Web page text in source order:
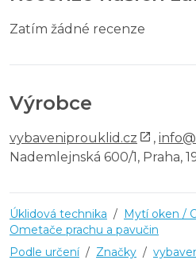
Zatím žádné recenze
Výrobce
vybaveniprouklid.cz ,
Nademlejnská 600/1, Praha,
Úklidová technika / Mytí oken /
Ometače prachu a pavučin
Podle určení / Značky /